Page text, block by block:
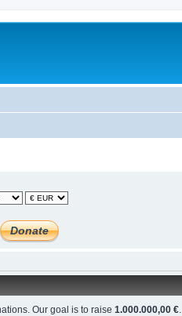
Our goal is to raise 1.000.000,00 €.